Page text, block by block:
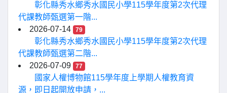
彰化縣秀水鄉秀水國民小學115學年度第2次代理
代課教師甄選第一階...
2026-07-14
79
彰化縣秀水鄉秀水國民小學115學年度第2次代理
代課教師甄選第二階...
2026-07-09
77
國家人權博物館115學年度上學期人權教育資
源，即日起開放申請，...